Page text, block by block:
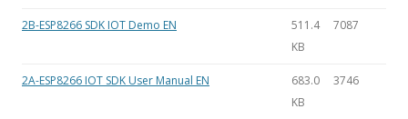
2B-ESP8266 SDK IOT Demo EN
511.4
KB
7087
2A-ESP8266 IOT SDK User Manual EN
683.0
KB
3746